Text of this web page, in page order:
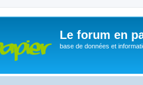
Le forum en
base de données et